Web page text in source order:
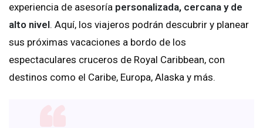
experiencia de asesoría personalizada, cercana y de
alto nivel. Aquí, los viajeros podrán descubrir y planear
sus próximas vacaciones a bordo de los
espectaculares cruceros de Royal Caribbean, con
destinos como el Caribe, Europa, Alaska y más.